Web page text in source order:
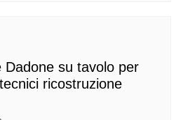
Dadone su tavolo per
ricostruzione